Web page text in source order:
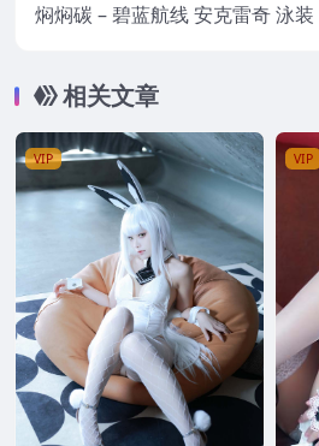
焖焖碳 – 碧蓝航线 安克雷奇 泳装
相关文章
VIP VIP